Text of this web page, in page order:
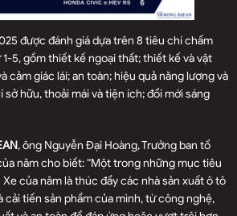
được đánh giá dựa trên 8 tiêu chí chấm
5, gồm thiết kế ngoại thất; thiết kế và vật
cảm giác lái; an toàn; hiệu quả năng lượng và
hữu, thoải mái và tiện ích; đổi mới sáng
, ông Nguyễn Đại Hoàng, Trưởng ban tổ
năm cho biết: “Một trong những mục tiêu
của năm là thúc đẩy các nhà sản xuất ô tô
cải tiến sản phẩm của mình, từ công nghệ,